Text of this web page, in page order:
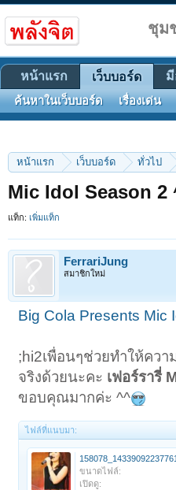
หน้าแรก เว็บบอร์ด ทั่วไป
Mic Idol Season 2
แท็ก: เพิ่มแท็ก
FerrariJung
สมาชิกใหม่
Big Cola Presents Mic
;hi2เพื่อนๆช่วยทำให้ควา
จริงด้วยนะคะ เฟอร์รารี่
ขอบคุณมากค่ะ ^^
ไฟล์ที่แนบมา:
ขนาดไฟล์:
เปิดดู:
ชุม
หน้าแรก เว็บบอร์ด
ค้นหาในเว็บบอร์ด เรื่องเด่น